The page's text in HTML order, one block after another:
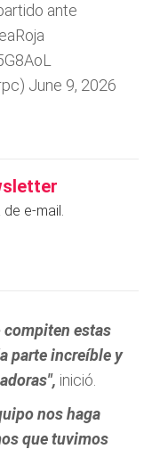
ante
June 9, 2026
e-mail.
compiten estas
parte increíble y
inició.
nos haga
que tuvimos